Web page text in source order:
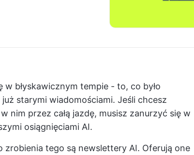
błyskawicznym tempie - to, co było
starymi wiadomościami. Jeśli chcesz
nim przez całą jazdę, musisz zanurzyć się w
osiągnięciami AI.
tego są newslettery AI. Oferują one